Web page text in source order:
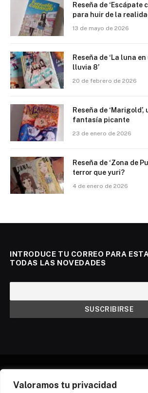
Valoramos tu privacidad
Reseña de ‘Escápate
para huir de la
13 de mayo de 2026
Reseña de ‘La luna
lluvia 8’
20 de febrero de 2026
Reseña de ‘Marigold’,
fantasía picante
23 de enero de 2026
Reseña de ‘Zona de
terror que yuri?
4 de enero de 2026
INTRODUCE TU CORREO PARA
TODAS LAS NOVEDADES